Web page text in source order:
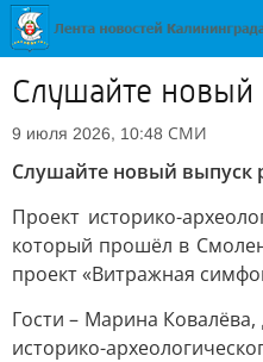
Слушайте новый
9 июля 2026, 10:48 СМИ
Слушайте новый выпуск
Проект историко-
который прошёл в
проект «Витражная
Гости – Марина
историко-